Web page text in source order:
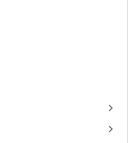
keyboard_arrow_right
keyboard_arrow_right